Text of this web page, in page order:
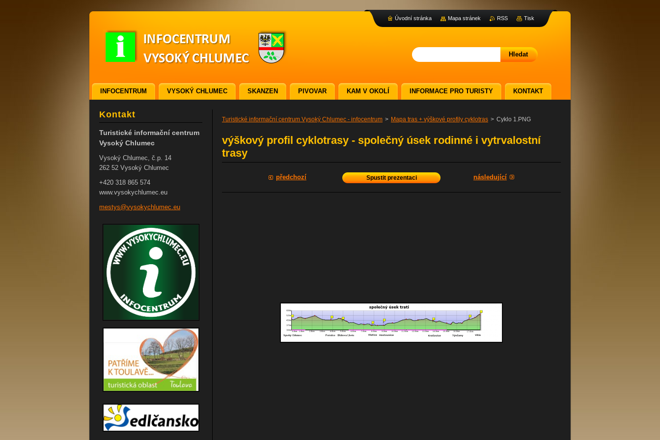
Turistické informační centrum Vysoký Chlumec - infocentrum > Mapa tras + výškové profily cyklotras > Cyklo 1.PNG
výškový profil cyklotrasy - společný úsek rodinné i vytrvalostní
trasy
předchozí Spustit prezentaci následující
Kontakt
Turistické informační centrum
Vysoký Chlumec
Vysoký Chlumec, č.p. 14
262 52 Vysoký Chlumec
+420 318 865 574
www.vysokychlumec.eu
mestys@vysokychl umec.eu
INFOCENTRUM VYSOKÝ CHLUMEC SKANZEN PIVOVAR KAM V OKOLÍ INFORMACE PRO TURISTY KONTAKT
Úvodní stránka Mapa stránek RSS Tisk